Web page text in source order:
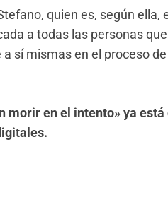
quien es, según ella,
a todas las personas
sí mismas en el proceso
morir en el intento» ya